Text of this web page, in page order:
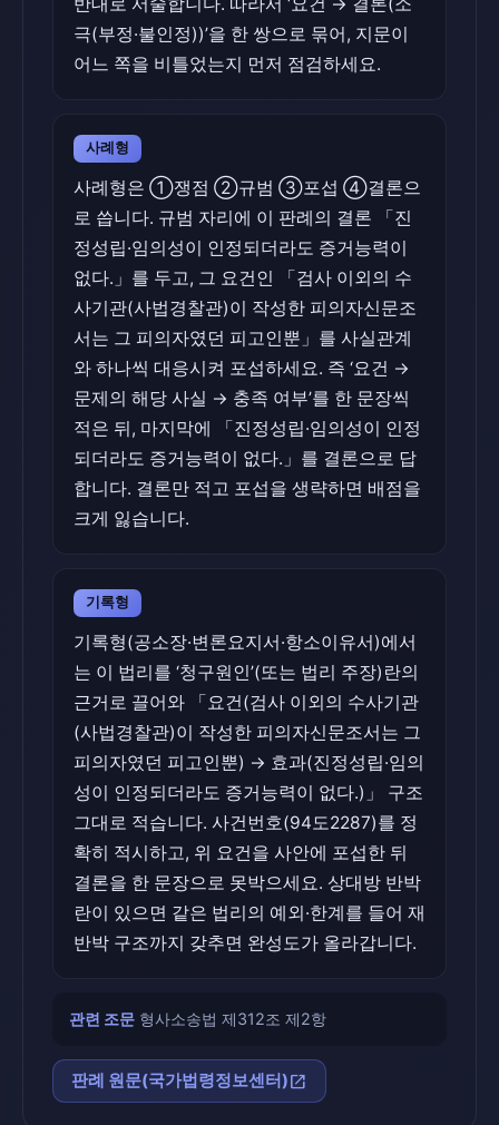
극(부정·불인정))’을 한 쌍으로 묶어, 지문이
어느 쪽을 비틀었는지 먼저 점검하세요.
사례형
사례형은 ①쟁점 ②규범 ③포섭 ④결론으
로 씁니다. 규범 자리에 이 판례의 결론 「진
정성립·임의성이 인정되더라도 증거능력이
없다.」를 두고, 그 요건인 「검사 이외의 수
사기관(사법경찰관)이 작성한 피의자신문조
서는 그 피의자였던 피고인뿐」를 사실관계
와 하나씩 대응시켜 포섭하세요. 즉 ‘요건 →
문제의 해당 사실 → 충족 여부’를 한 문장씩
적은 뒤, 마지막에 「진정성립·임의성이 인정
되더라도 증거능력이 없다.」를 결론으로 답
합니다. 결론만 적고 포섭을 생략하면 배점을
크게 잃습니다.
기록형
기록형(공소장·변론요지서·항소이유서)에서
는 이 법리를 ‘청구원인’(또는 법리 주장)란의
근거로 끌어와 「요건(검사 이외의 수사기관
(사법경찰관)이 작성한 피의자신문조서는 그
피의자였던 피고인뿐) → 효과(진정성립·임의
성이 인정되더라도 증거능력이 없다.)」 구조
그대로 적습니다. 사건번호(94도2287)를 정
확히 적시하고, 위 요건을 사안에 포섭한 뒤
결론을 한 문장으로 못박으세요. 상대방 반박
란이 있으면 같은 법리의 예외·한계를 들어 재
반박 구조까지 갖추면 완성도가 올라갑니다.
관련 조문 형사소송법 제312조 제2항
판례 원문(국가법령정보센터)open_in_new